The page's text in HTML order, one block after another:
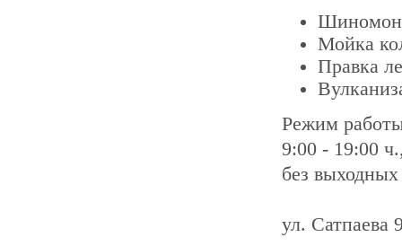
Мойка
Правка
Режим
9:00 - 19:00
без выходных
ул. Сатпаева